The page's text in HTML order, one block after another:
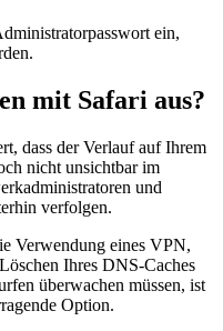
ein,
mit Safari aus?
dass der Verlauf auf Ihrem
nicht unsichtbar im
und
verfolgen.
Verwendung eines VPN,
Ihres DNS-Caches
überwachen müssen, ist
Option.